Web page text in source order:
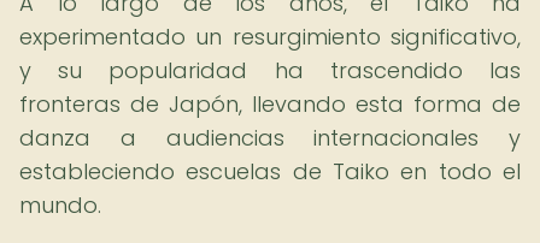
experimentado un resurgimiento significativo,
y su popularidad ha trascendido las
fronteras de Japón, llevando esta forma de
danza a audiencias internacionales y
estableciendo escuelas de Taiko en todo el
mundo.